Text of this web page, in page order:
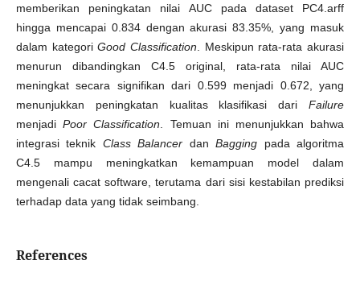
memberikan peningkatan nilai AUC pada dataset PC4.arff
hingga mencapai 0.834 dengan akurasi 83.35%, yang masuk
dalam kategoriGood Classification . Meskipun rata-rata akurasi
menurun dibandingkan C4.5 original, rata-rata nilai AUC
meningkat secara signifikan dari 0.599 menjadi 0.672, yang
menunjukkan peningkatan kualitas klasifikasi dariFailure
menjadiPoor Classification . Temuan ini menunjukkan bahwa
integrasi teknik Class Balancer danBagging pada algoritma
C4.5 mampu meningkatkan kemampuan model dalam
mengenali cacat software, terutama dari sisi kestabilan prediksi
terhadap data yang tidak seimbang.
References